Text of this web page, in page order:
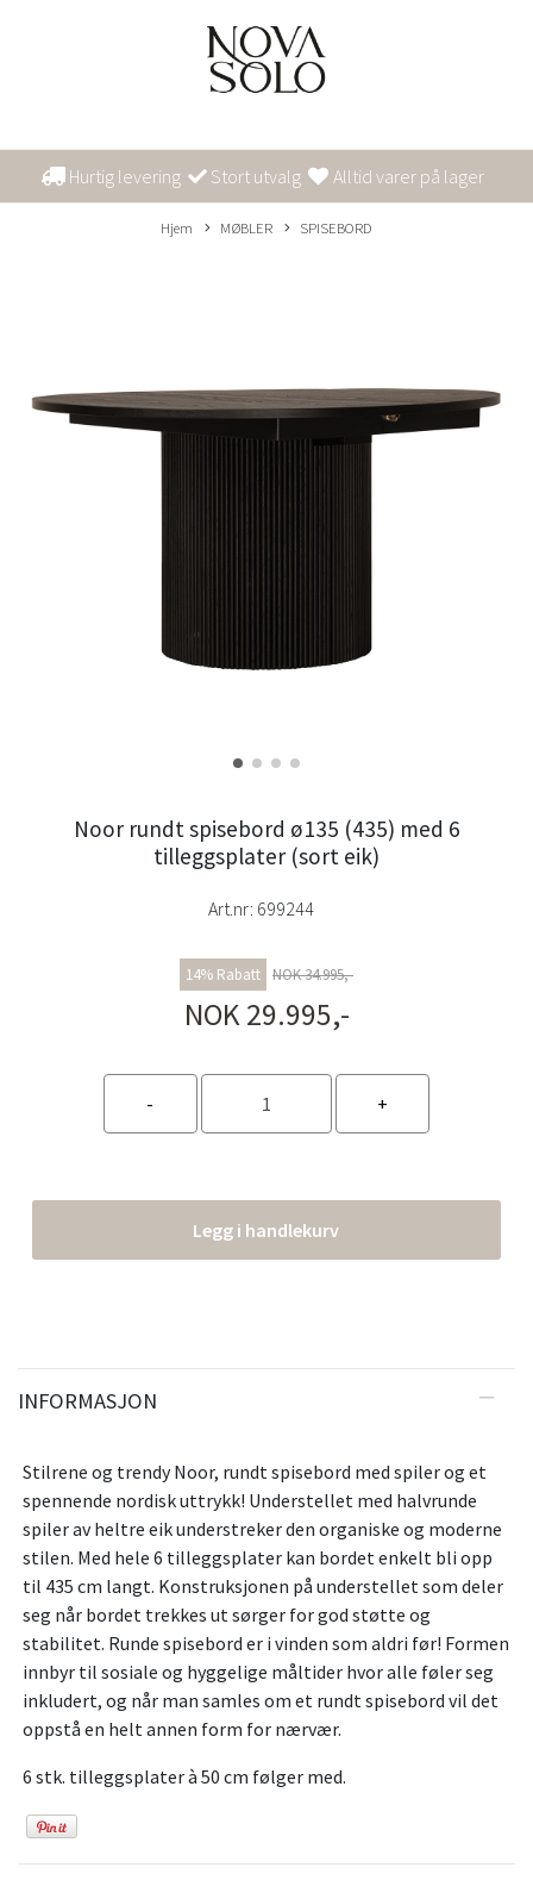
Hurtig levering Stort utvalg Alltid varer på lager
Hjem MØBLER SPISEBORD
Noor rundt spisebord ø135 (435) med 6
tilleggsplater (sort eik)
Art.nr: 699244
14% Rabatt NOK 34.995,-
NOK 29.995,-
Legg i handlekurv
INFORMASJON
Stilrene og trendy Noor, rundt spisebord med spiler og et
spennende nordisk uttrykk! Understellet med halvrunde
spiler av heltre eik understreker den organiske og moderne
stilen. Med hele 6 tilleggsplater kan bordet enkelt bli opp
til 435 cm langt. Konstruksjonen på understellet som deler
seg når bordet trekkes ut sørger for god støtte og
stabilitet. Runde spisebord er i vinden som aldri før! Formen
innbyr til sosiale og hyggelige måltider hvor alle føler seg
inkludert, og når man samles om et rundt spisebord vil det
oppstå en helt annen form for nærvær.
6 stk. tilleggsplater à 50 cm følger med.